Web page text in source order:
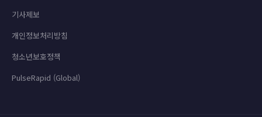
기사제보
개인정보처리방침
청소년보호정책
PulseRapid (Global)